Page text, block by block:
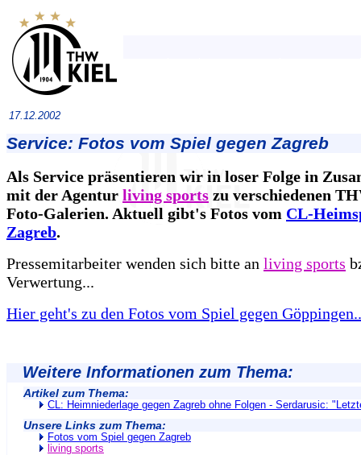
17.12.2002
Service: Fotos vom Spiel gegen Zagreb
Als Service präsentieren wir in loser Folge in
mit der Agentur living sports zu verschiedenen
Foto-Galerien. Aktuell gibt's Fotos vom CL-
Zagreb.
Pressemitarbeiter wenden sich bitte an living sports
Verwertung...
Hier geht's zu den Fotos vom Spiel gegen
Weitere Informationen zum Thema:
Artikel zum Thema:
CL: Heimniederlage gegen Zagreb ohne Folgen - Serdarusic:
Unsere Links zum Thema:
Fotos vom Spiel gegen Zagreb
living sports